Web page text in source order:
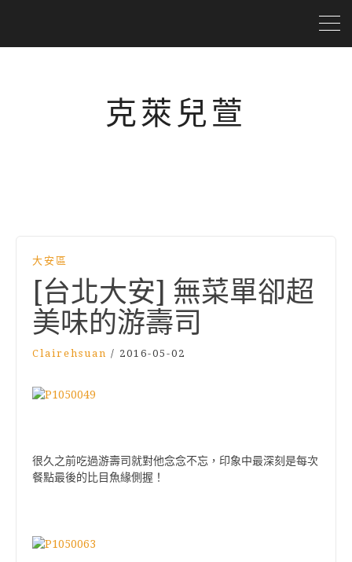
克萊兒萱
大安區
[台北大安] 無菜單卻超
美味的游壽司
Clairehsuan / 2016-05-02
很久之前吃過游壽司就對他念念不忘，印象中最深刻是每次
餐點最後的比目魚緣側握！